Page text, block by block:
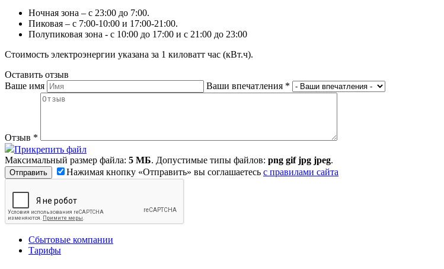
Ночная зона – с 23:00 до 7:00.
Пиковая – с 7:00-10:00 и 17:00-21:00.
Полупиковая зона - с 10:00 до 17:00 и с 21:00 до 23:00
Стоимость электроэнергии указана за 1 киловатт час (кВт.ч).
Оставить отзыв
Ваше имя
Ваши впечатления *
Отзыв *
Прикрепить файл
Максимальный размер файла: 5 МБ. Допустимые типы файлов: png gif jpg jpeg.
Нажимая кнопку «Отправить» вы соглашаетесь с правилами сайта
Сбытовые компании
Тарифы